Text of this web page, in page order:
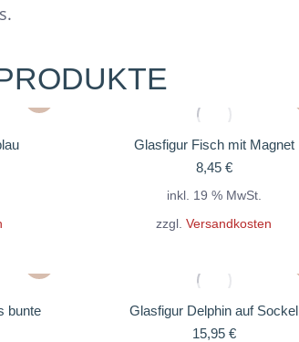
Glasfigur Fisch mit Magnet
8,45 €
inkl. 19 % MwSt.
zzgl. Versandkosten
bunte
Glasfigur Delphin auf Sockel
15,95 €